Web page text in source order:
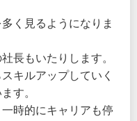
く見るようになりま
長もいたりします。
キルアップしていく
す。
時的にキャリアも停